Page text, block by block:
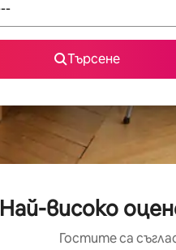
Търсене
Най-високо
Гостите са